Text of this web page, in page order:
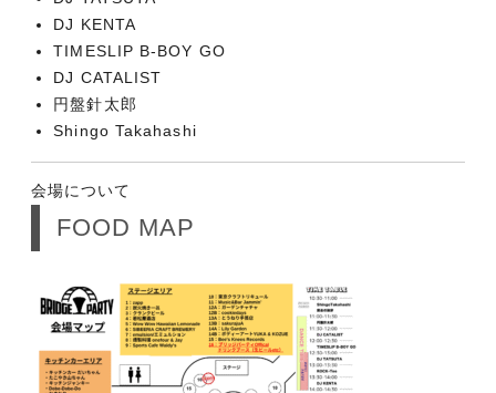
DJ KENTA
TIMESLIP B-BOY GO
DJ CATALIST
円盤針太郎
Shingo Takahashi
会場について
FOOD MAP